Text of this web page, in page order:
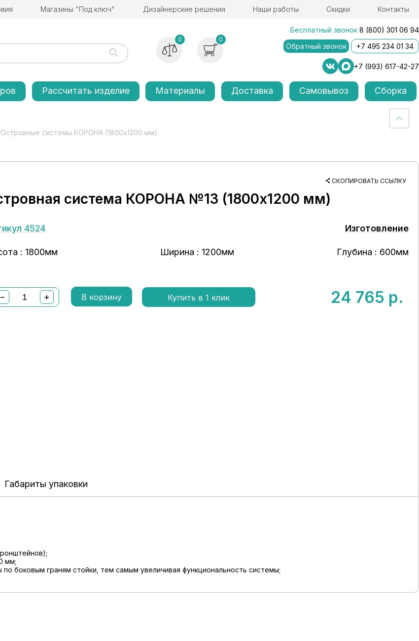
Магазины "Под ключ" Дизайнерские решения Наши работы Скидки Контакты
0 0
Бесплатный звонок 8 (800) 301 06 94
Обратный звонок
+7 495 234 01 34
+7 (993) 617-42-27
Рассчитать изделие Материалы Доставка Самовывоз Сборка
Островные системы КОРОНА (1800х1200 мм)
СКОПИРОВАТЬ ССЫЛКУ
система КОРОНА №13 (1800х1200 мм)
4524 Изготовление
: 1800мм Ширина : 1200мм Глубина : 600мм
24 765 р.
− + В корзину Купить в 1 клик
Габариты упаковки
мм;
боковым граням стойки, тем самым увеличивая функциональность системы;